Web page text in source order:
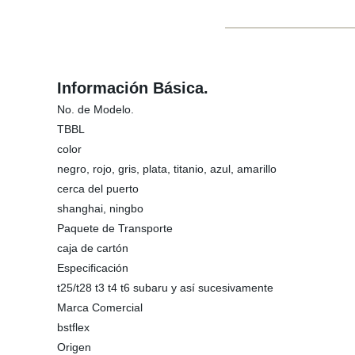
Información Básica.
No. de Modelo.
TBBL
color
negro, rojo, gris, plata, titanio, azul, amarillo
cerca del puerto
shanghai, ningbo
Paquete de Transporte
caja de cartón
Especificación
t25/t28 t3 t4 t6 subaru y así sucesivamente
Marca Comercial
bstflex
Origen